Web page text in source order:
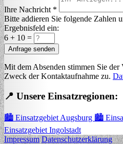
Ihre Nachricht *
Bitte addieren Sie folgende Zahlen
Ergebnisfeld ein:
6 + 10 =
Anfrage senden
Mit dem Absenden stimmen Sie
Zweck der Kontaktaufnahme zu.
📍 Unsere Einsatzregionen:
🏙️ Einsatzgebiet Augsburg 🏙️
Einsatzgebiet Ingolstadt
Impressum Datenschutzerklärung